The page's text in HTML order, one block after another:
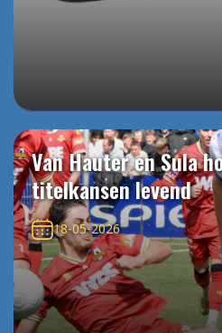
Van Hauter en Sula
titelkansen levend
18-05-2026